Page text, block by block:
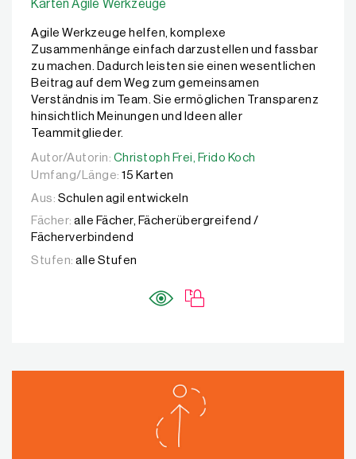
Karten Agile Werkzeuge
Agile Werkzeuge helfen, komplexe
Zusammenhänge einfach darzustellen und fassbar
zu machen. Dadurch leisten sie einen wesentlichen
Beitrag auf dem Weg zum gemeinsamen
Verständnis im Team. Sie ermöglichen Transparenz
hinsichtlich Meinungen und Ideen aller
Teammitglieder.
Autor/Autorin: Christoph Frei, Frido Koch
Autor/Autorin: Christoph Frei, Frido Koch
Umfang/Länge: 15 Karten
Aus: Schulen agil entwickeln
Fächer: alle Fächer, Fächerübergreifend /
Fächerverbindend
Stufen: alle Stufen